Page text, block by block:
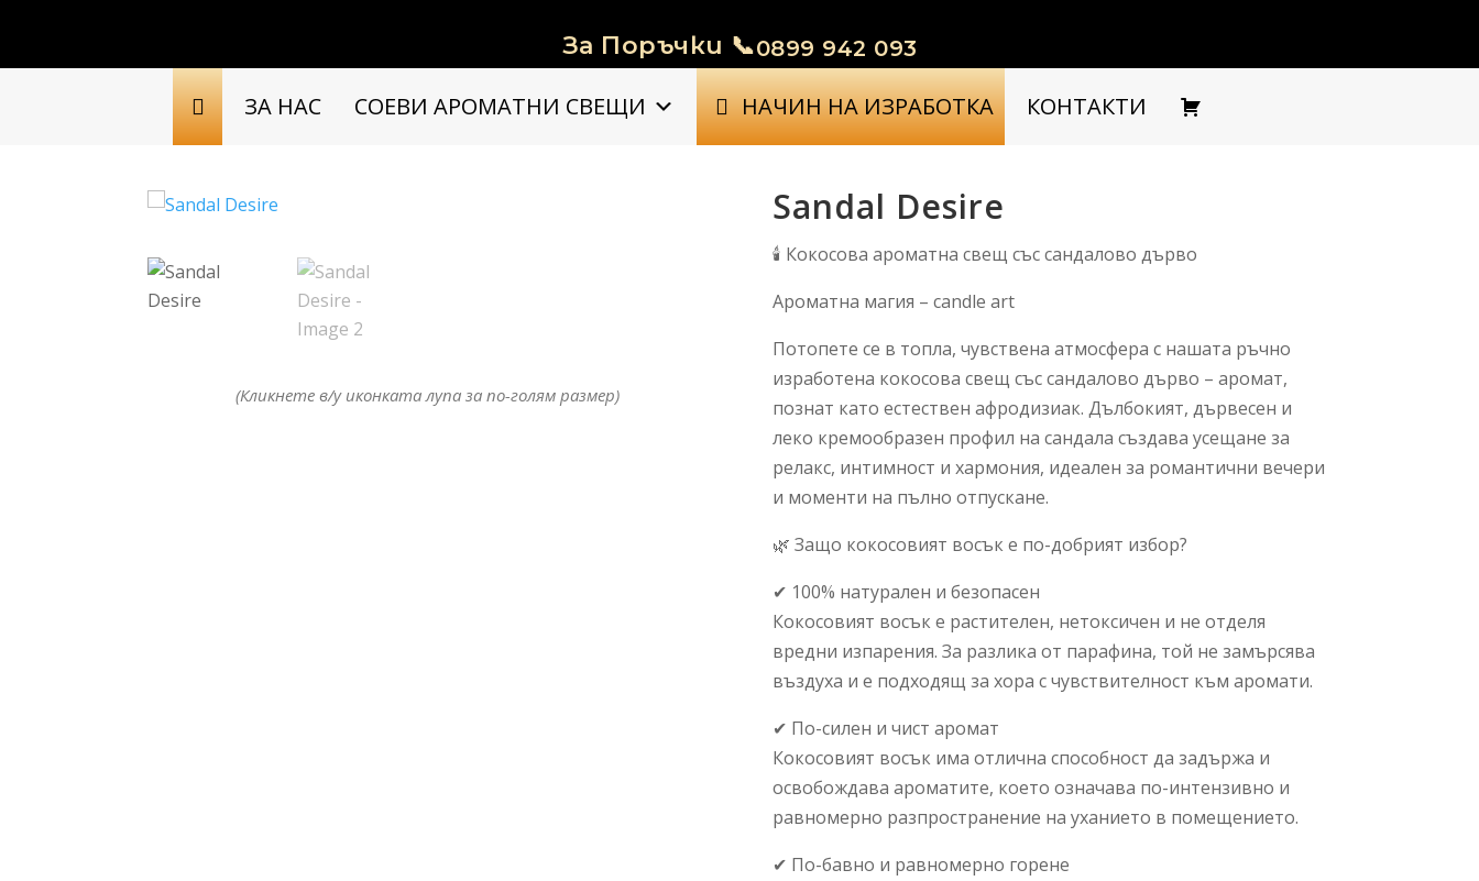
За Поръчки 📞0899 942 093
ЗА НАС СОЕВИ АРОМАТНИ СВЕЩИ НАЧИН НА ИЗРАБОТКА КОНТАКТИ
(Кликнете в/у иконката лупа за по-голям размер)
Sandal Desire
🕯️ Кокосова ароматна свещ със сандалово дърво
Ароматна магия – candle art
Потопете се в топла, чувствена атмосфера с нашата ръчно
изработена кокосова свещ със сандалово дърво – аромат,
познат като естествен афродизиак. Дълбокият, дървесен и
леко кремообразен профил на сандала създава усещане за
релакс, интимност и хармония, идеален за романтични вечери
и моменти на пълно отпускане.
🌿 Защо кокосовият восък е по-добрият избор?
✔ 100% натурален и безопасен
Кокосовият восък е растителен, нетоксичен и не отделя
вредни изпарения. За разлика от парафина, той не замърсява
въздуха и е подходящ за хора с чувствителност към аромати.
✔ По-силен и чист аромат
Кокосовият восък има отлична способност да задържа и
освобождава ароматите, което означава по-интензивно и
равномерно разпространение на уханието в помещението.
✔ По-бавно и равномерно горене